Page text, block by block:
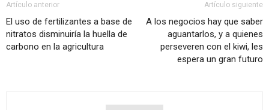
Artículo anterior
El uso de fertilizantes a base de
nitratos disminuiría la huella de
carbono en la agricultura
Artículo siguiente
A los negocios hay que saber
aguantarlos, y a quienes
perseveren con el kiwi, les
espera un gran futuro